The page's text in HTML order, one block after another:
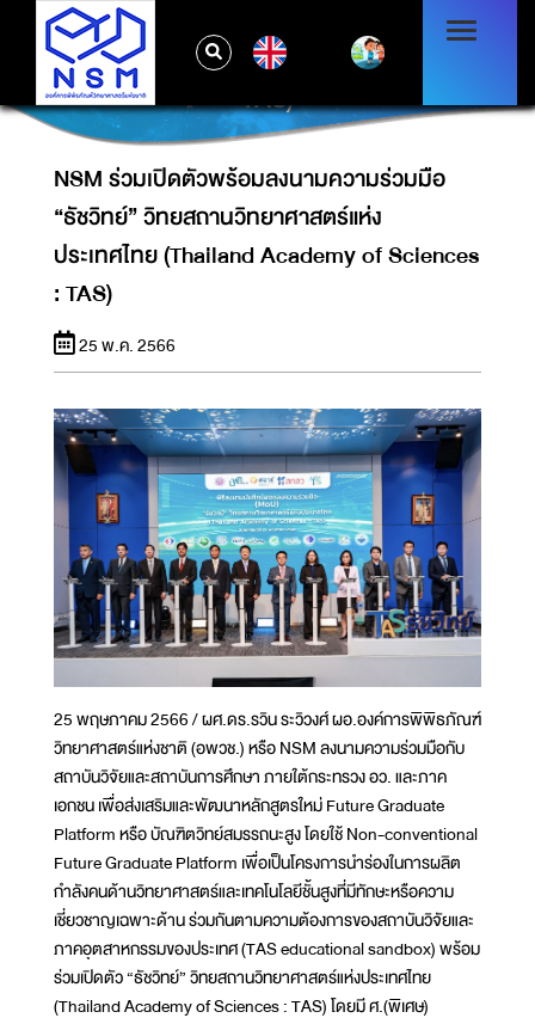
NSM ร่วมเปิดตัวพร้อมลงนามความร่วมมือ “ธัช
วิทย์” วิทยสถานวิทยาศาสตร์แห่งประเทศไทย
(THAILAND ACADEMY OF SCIENCES :
TAS)
NSM ร่วมเปิดตัวพร้อมลงนามความร่วมมือ
“ธัชวิทย์” วิทยสถานวิทยาศาสตร์แห่ง
ประเทศไทย (Thailand Academy of Sciences
: TAS)
25 พ.ค. 2566
25 พฤษภาคม 2566 / ผศ.ดร.รวิน ระวิวงศ์ ผอ.องค์การพิพิธภัณฑ์
วิทยาศาสตร์แห่งชาติ (อพวช.) หรือ NSM ลงนามความร่วมมือกับ
สถาบันวิจัยและสถาบันการศึกษา ภายใต้กระทรวง อว. และภาค
เอกชน เพื่อส่งเสริมและพัฒนาหลักสูตรใหม่ Future Graduate
Platform หรือ บัณฑิตวิทย์สมรรถนะสูง โดยใช้ Non-conventional
Future Graduate Platform เพื่อเป็นโครงการนำร่องในการผลิต
กำลังคนด้านวิทยาศาสตร์และเทคโนโลยีชั้นสูงที่มีทักษะหรือความ
เชี่ยวชาญเฉพาะด้าน ร่วมกันตามความต้องการของสถาบันวิจัยและ
ภาคอุตสาหกรรมของประเทศ (TAS educational sandbox) พร้อม
ร่วมเปิดตัว “ธัชวิทย์” วิทยสถานวิทยาศาสตร์แห่งประเทศไทย
(Thailand Academy of Sciences : TAS) โดยมี ศ.(พิเศษ)